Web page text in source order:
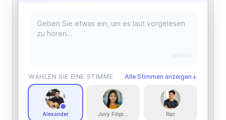
0/1000
WÄHLEN SIE EINE STIMME Alle Stimmen anzeigen ↓
Alexander Juvy Filipino Ran